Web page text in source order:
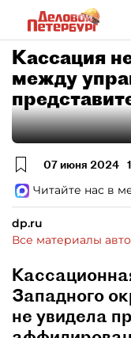
Кассация
между
07 июня 2024
Читайте нас в
dp.ru
Все материалы
Западного
не увидела